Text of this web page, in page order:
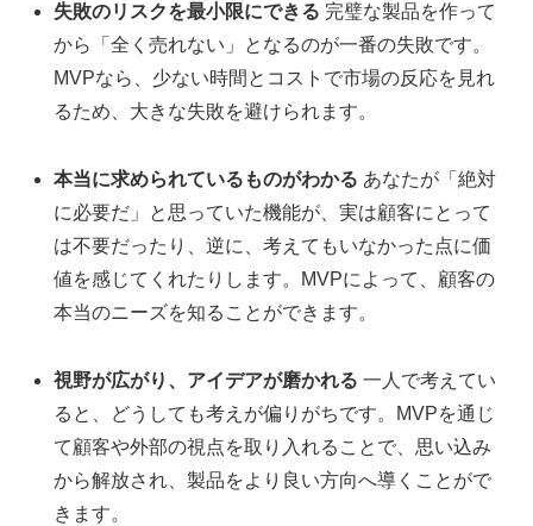
失敗のリスクを最小限にできる 完璧な製品を作って
から「全く売れない」となるのが一番の失敗です。
MVPなら、少ない時間とコストで市場の反応を見れ
るため、大きな失敗を避けられます。
本当に求められているものがわかる あなたが「絶対
に必要だ」と思っていた機能が、実は顧客にとって
は不要だったり、逆に、考えてもいなかった点に価
値を感じてくれたりします。MVPによって、顧客の
本当のニーズを知ることができます。
視野が広がり、アイデアが磨かれる 一人で考えてい
ると、どうしても考えが偏りがちです。MVPを通じ
て顧客や外部の視点を取り入れることで、思い込み
から解放され、製品をより良い方向へ導くことがで
きます。